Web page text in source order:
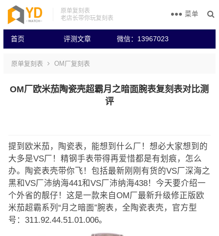
原单复刻表
老店长带你玩复刻表
首页 评测文章 微信：13967023
菜单
原单复刻表 OM厂复刻表
OM厂欧米茄陶瓷壳超霸月之暗面腕表复刻表对比测
评
提到欧米茄，陶瓷表，能想到什么厂！想必大家想到的
大多是VS厂！精钢手表带得再爱惜都是有划痕，怎么
办。陶瓷表壳带你飞！包括最新刚刚有货的VS厂深海之
黑和VS厂沛纳海441和VS厂沛纳海438！今天要介绍一
个外省的靓仔！这是一款来自OM厂最新升级修正版欧
米茄超霸系列“月之暗面”腕表，全陶瓷表壳，官方型
号：311.92.44.51.01.006。